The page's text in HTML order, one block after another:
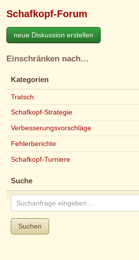
Schafkopf-Forum
neue Diskussion erstellen
Einschränken nach…
Kategorien
Tratsch
Schafkopf-Strategie
Verbesserungsvorschläge
Fehlerberichte
Schafkopf-Turniere
Suche
Suchen